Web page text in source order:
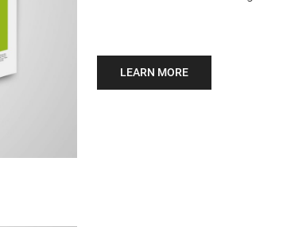
LEARN MORE